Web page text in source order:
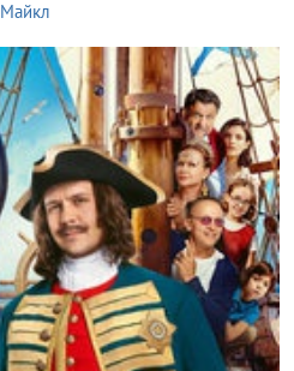
Майкл